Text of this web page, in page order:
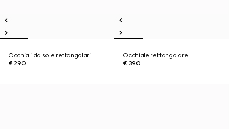
Occhiali da sole rettangolari
€ 290
Occhiale rettangolare
€ 390